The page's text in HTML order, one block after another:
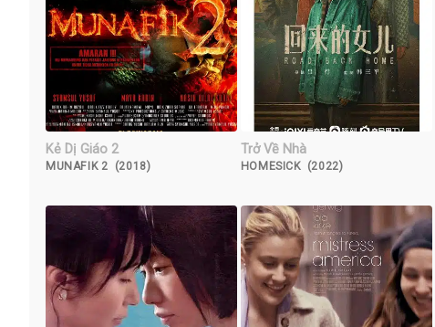
Kẻ Dị Giáo 2
MUNAFIK 2 (2018)
Trở Về Nhà
HOMESICK (2022)